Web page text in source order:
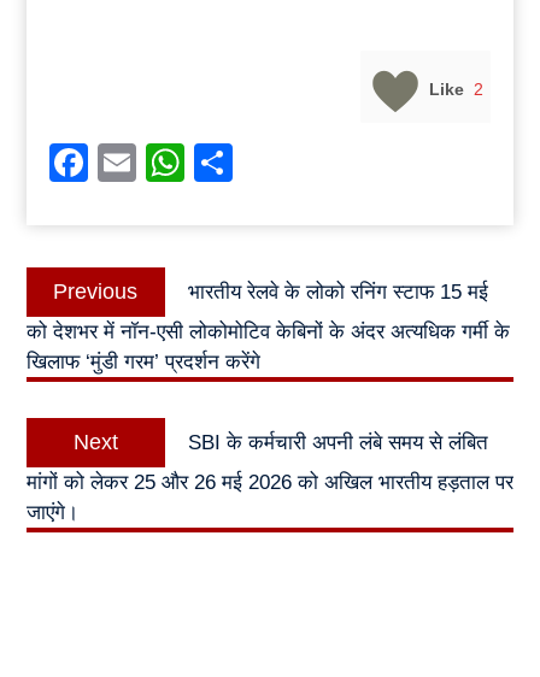
Like 2
Facebook
EmailWhatsApp
Post
navigation
Previous
Previous
post:
भारतीय रेलवे के लोको रनिंग स्टाफ 15 मई
को देशभर में नॉन-एसी लोकोमोटिव केबिनों के अंदर अत्यधिक गर्मी के
खिलाफ ‘मुंडी गरम’ प्रदर्शन करेंगे
Next
Next
post:
SBI के कर्मचारी अपनी लंबे समय से लंबित
मांगों को लेकर 25 और 26 मई 2026 को अखिल भारतीय हड़ताल पर
जाएंगे।